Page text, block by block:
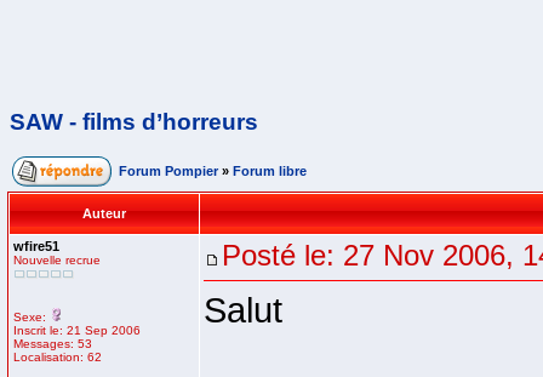
SAW - films d’horreurs
Forum Pompier » Forum libre
Auteur
wfire51
Nouvelle recrue
Sexe:
Inscrit le: 21 Sep 2006
Messages: 53
Localisation: 62
Posté le: 27 Nov 2006,
Salut